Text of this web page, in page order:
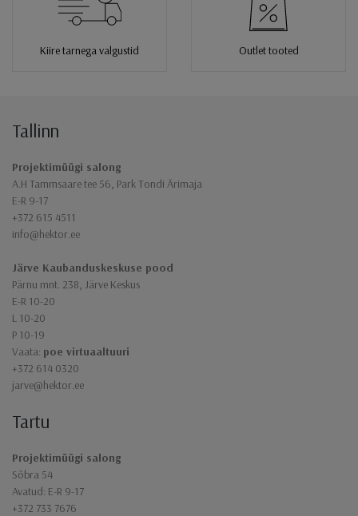
Kiire tarnega valgustid Outlet tooted
Jaluse navigatsioon
Tallinn
Projektimüügi salong
A.H Tammsaare tee 56, Park Tondi Ärimaja
E-R 9-17
+372 615 4511
info@hektor.ee
Järve Kaubanduskeskuse pood
Pärnu mnt. 238, Järve Keskus
E-R 10-20
L 10-20
P 10-19
Vaata: poe virtuaaltuuri
+372 614 0320
jarve@hektor.ee
Tartu
Projektimüügi salong
Sõbra 54
Avatud: E-R 9-17
+372 733 7676